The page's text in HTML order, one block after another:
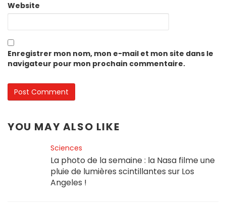
Website
Enregistrer mon nom, mon e-mail et mon site dans le
navigateur pour mon prochain commentaire.
YOU MAY ALSO LIKE
Sciences
La photo de la semaine : la Nasa filme une
pluie de lumières scintillantes sur Los
Angeles !